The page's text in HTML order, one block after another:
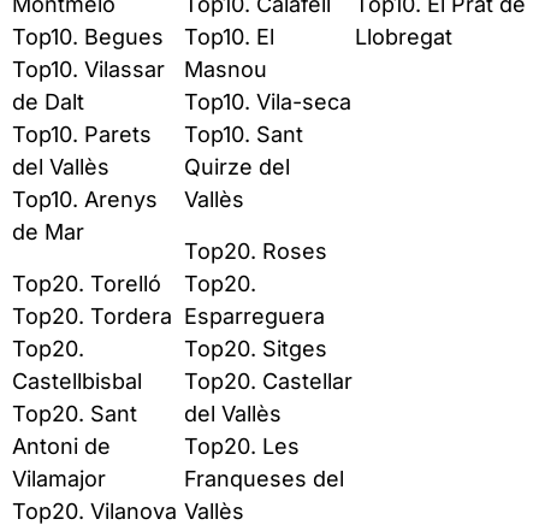
Top10. Begues
Top10. Vilassar
de Dalt
Top10. Parets
del Vallès
Top10. Arenys
de Mar
Top20. Torelló
Top20. Tordera
Top20.
Castellbisbal
Top20. Sant
Antoni de
Vilamajor
Top20. Vilanova
Top10. El
Masnou
Top10. Vila-seca
Top10. Sant
Quirze del
Vallès
Top20. Roses
Top20.
Esparreguera
Top20. Sitges
Top20. Castellar
del Vallès
Top20. Les
Franqueses del
Vallès
Llobregat